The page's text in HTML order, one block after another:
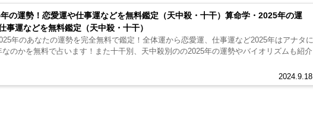
の運勢！恋愛運や仕事運などを無料鑑定（天中殺・十干）算命学・2025年の運
事運などを無料鑑定（天中殺・十干）
2024.9.18
年のあなたの運勢を完全無料で鑑定！全体運から恋愛運、仕事運など2025年はアナタに
なのかを無料で占います！また十干別、天中殺別のの2025年の運勢やバイオリズムも紹介